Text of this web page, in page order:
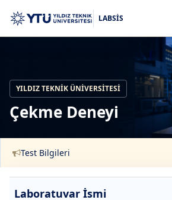
LABSİS
YILDIZ TEKNIK ÜNIVERSITESI
Çekme Deneyi
Test Bilgileri
Laboratuvar İsmi